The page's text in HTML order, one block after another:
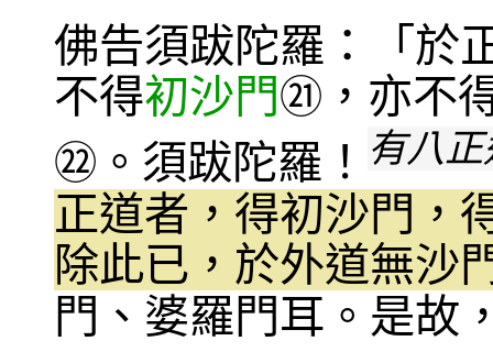
佛告須跋陀羅：「於
不得初沙門㉑ ，亦不
㉒ 。須跋陀羅！ 有八
正道者，得初沙門，
除此已，於外道無沙
門、婆羅門耳。是故